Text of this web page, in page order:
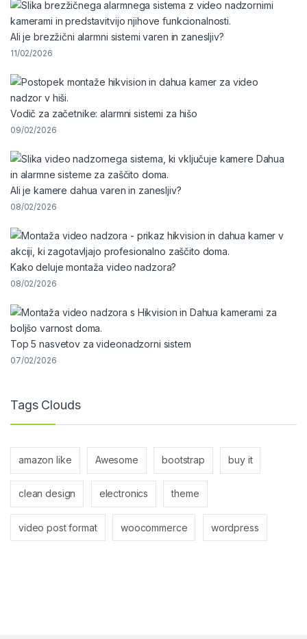
Ali je brezžični alarmni sistemi varen in zanesljiv?
11/02/2026
Vodič za začetnike: alarmni sistemi za hišo
09/02/2026
Ali je kamere dahua varen in zanesljiv?
08/02/2026
Kako deluje montaža video nadzora?
08/02/2026
Top 5 nasvetov za videonadzorni sistem
07/02/2026
Tags Clouds
amazon like Awesome bootstrap buy it
clean design electronics theme
video post format woocommerce wordpress